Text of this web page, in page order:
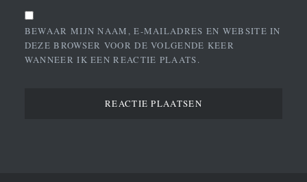
BEWAAR MIJN NAAM, E-MAILADRES EN WEBSITE IN
DEZE BROWSER VOOR DE VOLGENDE KEER
WANNEER IK EEN REACTIE PLAATS.